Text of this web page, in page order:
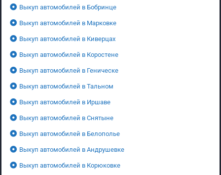
Выкуп автомобилей в Бобринце
Выкуп автомобилей в Марковке
Выкуп автомобилей в Киверцах
Выкуп автомобилей в Коростене
Выкуп автомобилей в Геническе
Выкуп автомобилей в Тальном
Выкуп автомобилей в Иршаве
Выкуп автомобилей в Снятыне
Выкуп автомобилей в Белополье
Выкуп автомобилей в Андрушевке
Выкуп автомобилей в Корюковке